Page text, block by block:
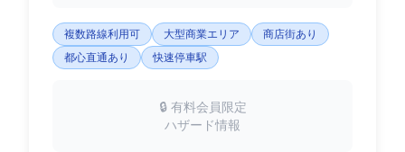
複数路線利用可 大型商業エリア
商店街あり
都心直通あり
快速停車駅
🔒 有料会員限定
ハザード情報